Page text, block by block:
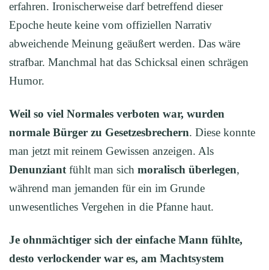
erfahren. Ironischerweise darf betreffend dieser
Epoche heute keine vom offiziellen Narrativ
abweichende Meinung geäußert werden. Das wäre
strafbar. Manchmal hat das Schicksal einen schrägen
Humor.
Weil so viel Normales verboten war, wurden
normale Bürger zu Gesetzesbrechern. Diese konnte
man jetzt mit reinem Gewissen anzeigen. Als
Denunziant fühlt man sich moralisch überlegen,
während man jemanden für ein im Grunde
unwesentliches Vergehen in die Pfanne haut.
Je ohnmächtiger sich der einfache Mann fühlte,
desto verlockender war es, am Machtsystem